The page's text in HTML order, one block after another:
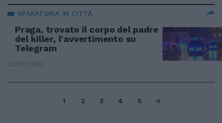
SPARATORIA IN CITTÀ
Praga, trovato il corpo del padre
del killer, l'avvertimento su
Telegram
22/12/2023
1 2 3 4 5